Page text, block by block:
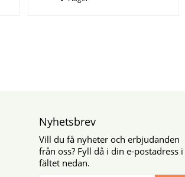
Nyhetsbrev
Vill du få nyheter och erbjudanden
från oss? Fyll då i din e-postadress i
fältet nedan.